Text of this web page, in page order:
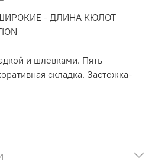
- ДЛИНА КЮЛОТ
и шлевками. Пять
складка. Застежка-